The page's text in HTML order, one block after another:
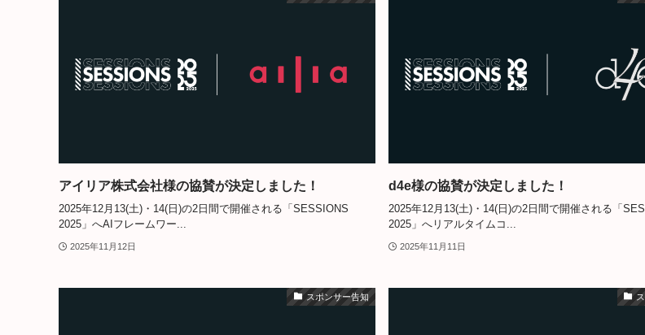
アイリア株式会社様の協賛が決定しました！
2025年12月13(土)・14(日)の2日間で開催される「SESSIONS
2025」へAIフレームワー...
2025年11月12日
d4e様の協賛が決定しました！
2025年12月13(土)・14(日)の2日間で開催される「
2025」へリアルタイムコ...
2025年11月11日
スポンサー告知